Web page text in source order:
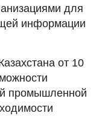
для
информации
от 10
промышленной